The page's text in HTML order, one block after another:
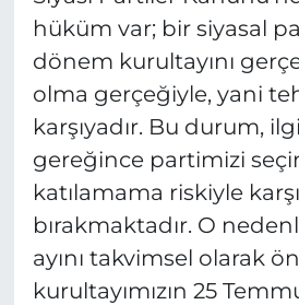
hüküm var; bir siyasal
dönem kurultayını
olma gerçeğiyle, yani
karşıyadır. Bu durum,
gereğince partimizi
katılamama riskiyle
bırakmaktadır. O
ayını takvimsel olarak
kurultayımızın 25